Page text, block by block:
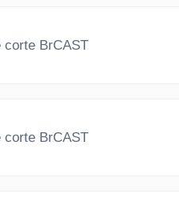
corte BrCAST
corte BrCAST